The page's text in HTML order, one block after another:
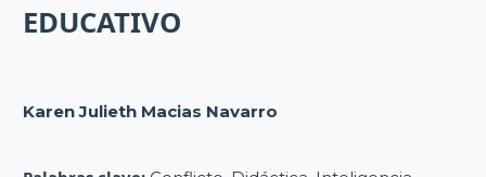
EDUCATIVO
Karen Julieth Macias Navarro